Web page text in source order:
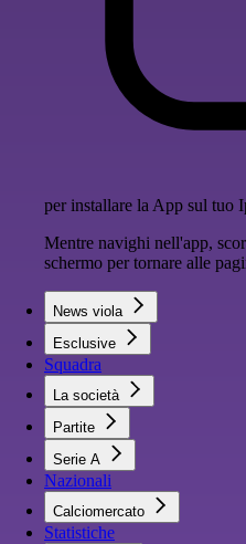
per installare la App sul tuo
Mentre navighi nell'app,
schermo per tornare alle
News viola
Esclusive
Squadra
La società
Partite
Serie A
Nazionali
Calciomercato
Statistiche